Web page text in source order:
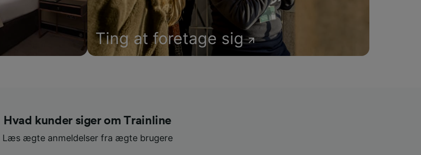
Ting at foretage sig
Hvad kunder siger om Trainline
Læs ægte anmeldelser fra ægte brugere